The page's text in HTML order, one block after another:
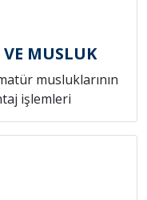
MUSLUK
musluklarının
işlemleri